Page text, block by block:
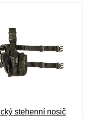
stehenní nosič